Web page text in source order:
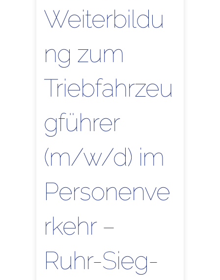
Weiterbildu
ng zum
Triebfahrzeu
gführer
(m/w/d) im
Personenve
rkehr –
Ruhr-Sieg-